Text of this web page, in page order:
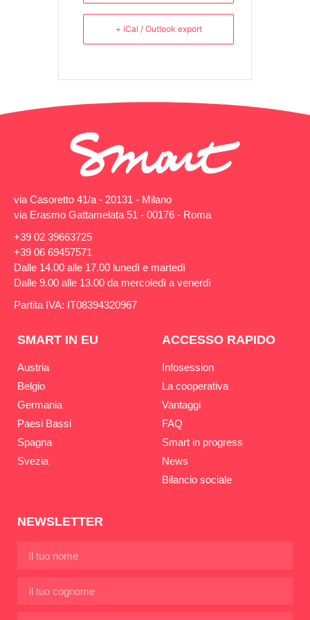
+ iCal / Outlook export
via Casoretto 41/a - 20131 - Milano
via Erasmo Gattamelata 51 - 00176 - Roma
+39 02 39663725
+39 06 69457571
Dalle 14.00 alle 17.00 lunedì e martedì
Dalle 9.00 alle 13.00 da mercoledì a venerdì
Partita IVA: IT08394320967
SMART IN EU
Austria
Belgio
Germania
Paesi Bassi
Spagna
Svezia
ACCESSO RAPIDO
Infosession
La cooperativa
Vantaggi
FAQ
Smart in progress
News
Bilancio sociale
NEWSLETTER